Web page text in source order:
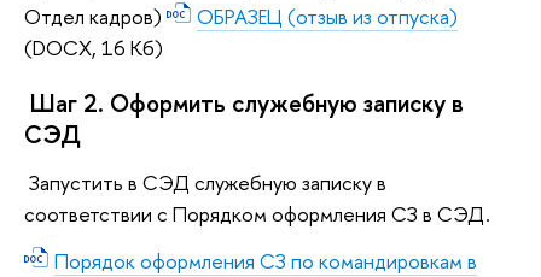
Отдел кадров)
ОБРАЗЕЦ (отзыв из отпуска)
(DOCX, 16 Кб)
Шаг 2. Оформить служебную записку в
СЭД
Запустить в СЭД служебную записку в
соответствии с Порядком оформления СЗ в СЭД.
Порядок оформления СЗ по командировкам в